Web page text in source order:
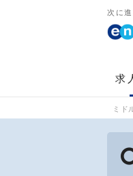
次に
求
ミド